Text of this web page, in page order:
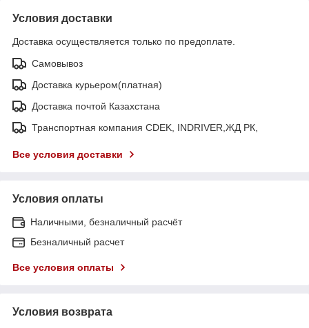
Условия доставки
Доставка осуществляется только по предоплате.
Самовывоз
Доставка курьером(платная)
Доставка почтой Казахстана
Транспортная компания CDEK, INDRIVER,ЖД РК,
Все условия доставки
Условия оплаты
Наличными, безналичный расчёт
Безналичный расчет
Все условия оплаты
Условия возврата